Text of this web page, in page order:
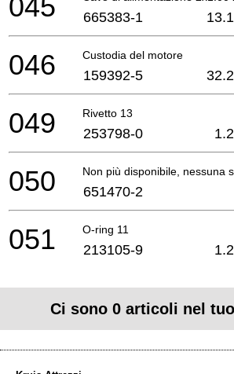
045 665383-1
Custodia del motore
046 159392-5
Rivetto 13
049 253798-0
Non più disponibile, nessuna
050 651470-2
O-ring 11
051 213105-9
Ci sono 0 articoli nel tuo